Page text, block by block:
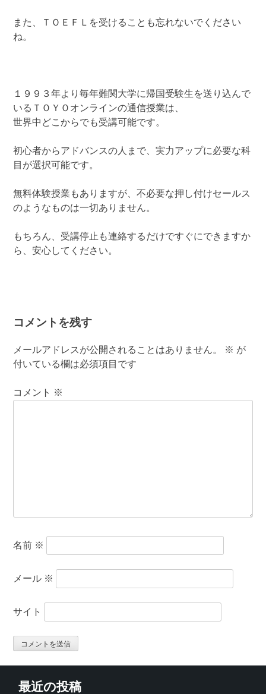
また、ＴＯＥＦＬを受けることも忘れないでください
ね。
１９９３年より毎年難関大学に帰国受験生を送り込んで
いるＴＯＹＯオンラインの通信授業は、
世界中どこからでも受講可能です。
初心者からアドバンスの人まで、実力アップに必要な科
目が選択可能です。
無料体験授業もありますが、不必要な押し付けセールス
のようなものは一切ありません。
もちろん、受講停止も連絡するだけですぐにできますか
ら、安心してください。
コメントを残す
メールアドレスが公開されることはありません。 ※ が
付いている欄は必須項目です
コメント ※
名前 ※
メール ※
サイト
最近の投稿